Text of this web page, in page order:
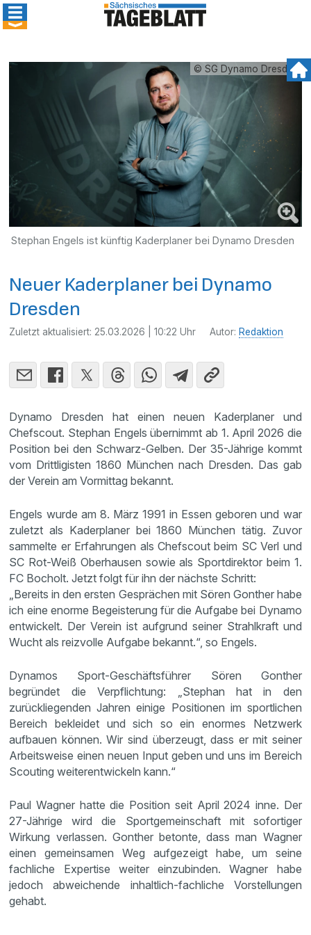
© SG Dynamo Dresden
Stephan Engels ist künftig Kaderplaner bei Dynamo Dresden
Neuer Kaderplaner bei Dynamo
Dresden
Zuletzt aktualisiert: 25.03.2026 | 10:22 Uhr Autor: Redaktion
Dynamo Dresden hat einen neuen Kaderplaner und
Chefscout. Stephan Engels übernimmt ab 1. April 2026 die
Position bei den Schwarz-Gelben. Der 35-Jährige kommt
vom Drittligisten 1860 München nach Dresden. Das gab
der Verein am Vormittag bekannt.
Engels wurde am 8. März 1991 in Essen geboren und war
zuletzt als Kaderplaner bei 1860 München tätig. Zuvor
sammelte er Erfahrungen als Chefscout beim SC Verl und
SC Rot-Weiß Oberhausen sowie als Sportdirektor beim 1.
FC Bocholt. Jetzt folgt für ihn der nächste Schritt:
„Bereits in den ersten Gesprächen mit Sören Gonther habe
ich eine enorme Begeisterung für die Aufgabe bei Dynamo
entwickelt. Der Verein ist aufgrund seiner Strahlkraft und
Wucht als reizvolle Aufgabe bekannt.“, so Engels.
Dynamos Sport-Geschäftsführer Sören Gonther
begründet die Verpflichtung: „Stephan hat in den
zurückliegenden Jahren einige Positionen im sportlichen
Bereich bekleidet und sich so ein enormes Netzwerk
aufbauen können. Wir sind überzeugt, dass er mit seiner
Arbeitsweise einen neuen Input geben und uns im Bereich
Scouting weiterentwickeln kann.“
Paul Wagner hatte die Position seit April 2024 inne. Der
27-Jährige wird die Sportgemeinschaft mit sofortiger
Wirkung verlassen. Gonther betonte, dass man Wagner
einen gemeinsamen Weg aufgezeigt habe, um seine
fachliche Expertise weiter einzubinden. Wagner habe
jedoch abweichende inhaltlich-fachliche Vorstellungen
gehabt.